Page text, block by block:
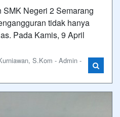
Negeri 2 Semarang
tidak hanya
Pada Kamis, 9 April
S.Kom - Admin -